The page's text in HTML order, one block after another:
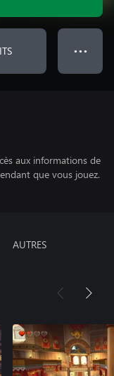
● ● ●
aux informations de
que vous jouez.
AUTRES